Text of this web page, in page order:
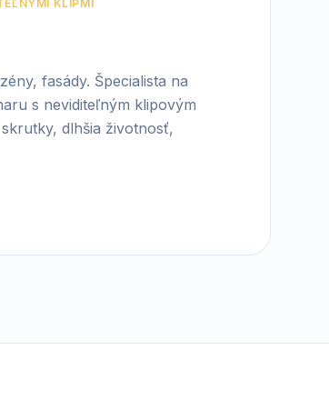
KLIPMI
fasády. Špecialista na
s neviditeľným klipovým
dlhšia životnosť,